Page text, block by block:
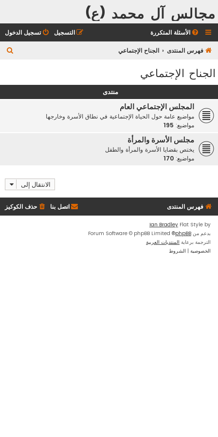
مجالس آل محمد (ع)
الأسئلة المتكررة تسجيل الدخول التسجيل
فهرس المنتدى الجناح الإجتماعي
الجناح الإجتماعي
منتدى
المجلس الإجتماعي العام
مواضيع عامة حول الحياة الإجتماعية في نطاق الأسرة وخارجها
مواضيع: 195
مجلس الأسرة والمرأة
يختص بقضايا الأسرة والمرأة والطفل
مواضيع: 170
الانتقال إلى
فهرس المنتدى حذف الكوكيز اتصل بنا
Flat Style by
Ian Bradley
بدعم من phpBB
® Forum Software © phpBB Limited
الترجمة برعاية المنتديات العربية
الخصوصية | الشروط